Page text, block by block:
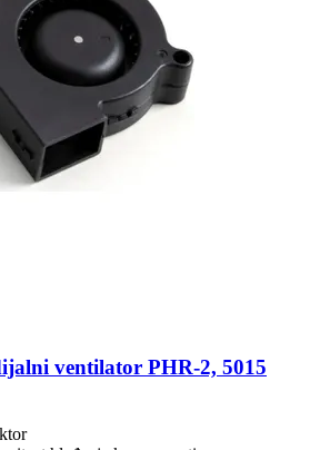
ventilator PHR-​2, 5015